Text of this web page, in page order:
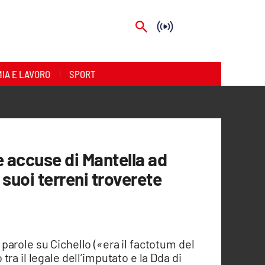
E LAVORO SPORT
di Mantella ad
terreni troverete
su Cichello («era il factotum del
il legale dell’imputato e la Dda di